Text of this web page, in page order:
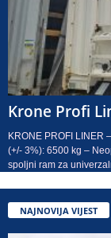
Krone Profi
KRONE PROFI LINER
(+/- 3%): 6500 kg –
spoljni ram za
NAJNOVIJA VIJEST